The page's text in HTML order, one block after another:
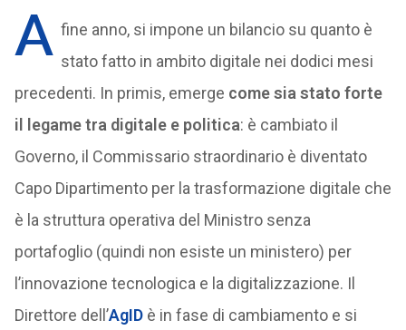
A fine anno, si impone un bilancio su quanto è
stato fatto in ambito digitale nei dodici mesi
precedenti. In primis, emerge come sia stato forte
il legame tra digitale e politica: è cambiato il
Governo, il Commissario straordinario è diventato
Capo Dipartimento per la trasformazione digitale che
è la struttura operativa del Ministro senza
portafoglio (quindi non esiste un ministero) per
l’innovazione tecnologica e la digitalizzazione. Il
Direttore dell’AgIDè in fase di cambiamento e si